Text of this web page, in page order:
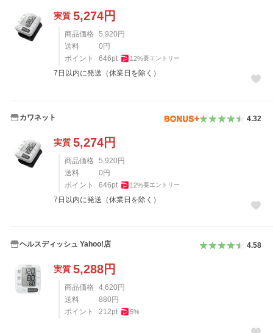
実質 5,274円
商品価格 5,920 円
送料
0 円
ポイント
646pt 12%要エントリー
7日以内に発送（休業日を除く）
カワネット 4.32
実質 5,274円
商品価格 5,920 円
送料
0 円
ポイント
646pt 12%要エントリー
7日以内に発送（休業日を除く）
ヘルスディッシュ Yahoo!店 4.58
実質 5,288円
商品価格 4,620 円
送料
880 円
ポイント
212pt 5%